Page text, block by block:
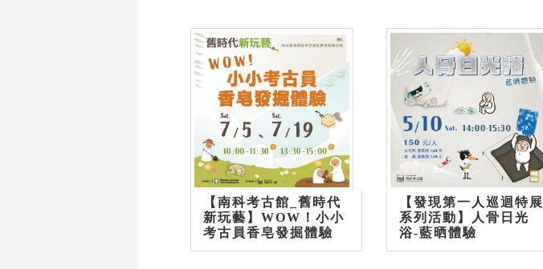
【南科考古館_舊時代
新玩藝】WOW！小小
考古員香皂發掘體驗
【發現第一人巡迴特展
系列活動】人骨日光
浴-藍晒體驗